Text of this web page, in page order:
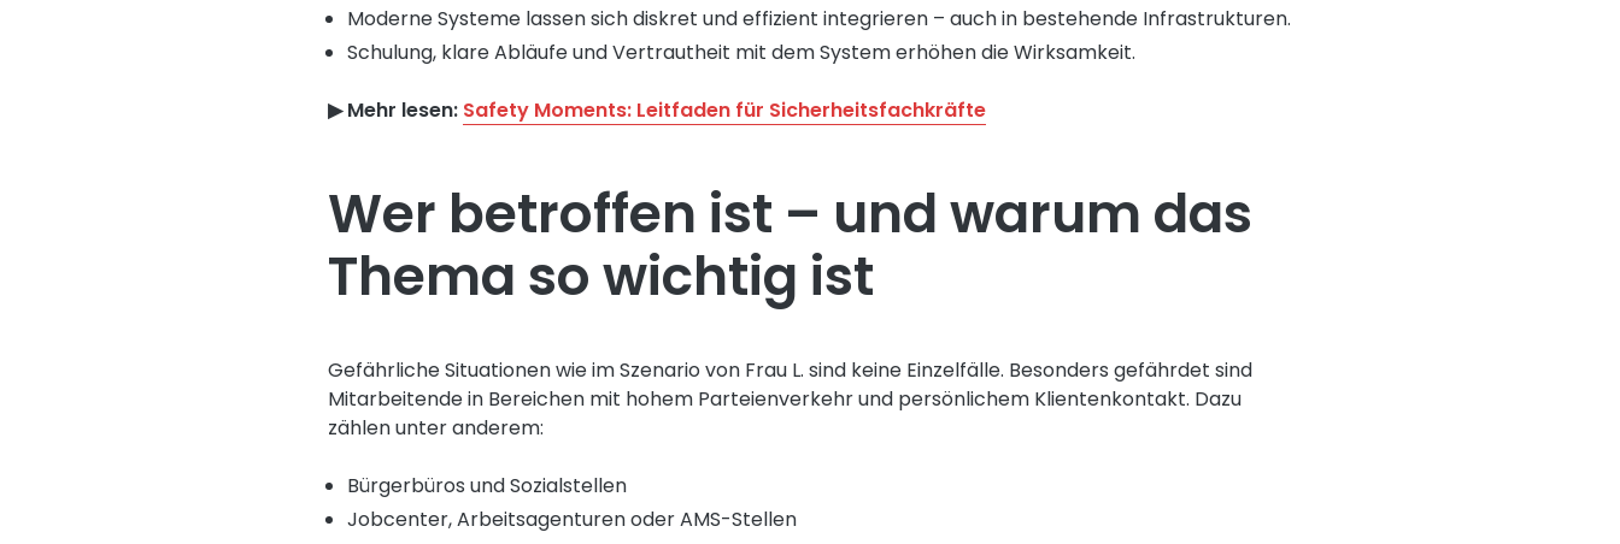
Moderne Systeme lassen sich diskret und effizient integrieren – auch in bestehende Infrastrukturen.
Schulung, klare Abläufe und Vertrautheit mit dem System erhöhen die Wirksamkeit.
▶︎ Mehr lesen: Safety Moments: Leitfaden für Sicherheitsfachkräfte
Wer betroffen ist – und warum das
Thema so wichtig ist
Gefährliche Situationen wie im Szenario von Frau L. sind keine Einzelfälle. Besonders gefährdet sind
Mitarbeitende in Bereichen mit hohem Parteienverkehr und persönlichem Klientenkontakt. Dazu
zählen unter anderem:
Bürgerbüros und Sozialstellen
Jobcenter, Arbeitsagenturen oder AMS-Stellen